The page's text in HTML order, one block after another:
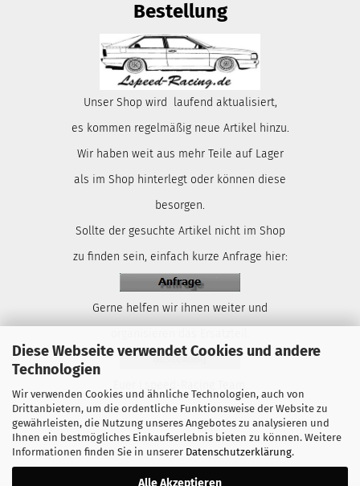
Diese Webseite verwendet Cookies und andere
Technologien
Wir verwenden Cookies und ähnliche Technologien, auch von
Drittanbietern, um die ordentliche Funktionsweise der Website zu
gewährleisten, die Nutzung unseres Angebotes zu analysieren und
Ihnen ein bestmögliches Einkaufserlebnis bieten zu können. Weitere
Informationen finden Sie in unserer Datenschutzerklärung.
Alle Akzeptieren
Bestellung
Unser Shop wird laufend aktualisiert,
es kommen regelmäßig neue Artikel hinzu.
Wir haben weit aus mehr Teile auf Lager
als im Shop hinterlegt oder können diese
besorgen.
Sollte der gesuchte Artikel nicht im Shop
zu finden sein, einfach kurze Anfrage hier:
Gerne helfen wir ihnen weiter und